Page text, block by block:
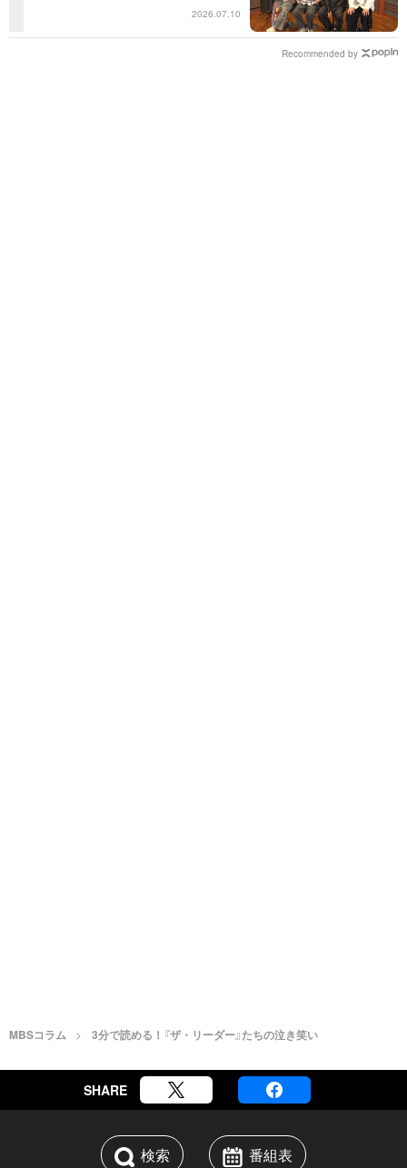
るんだ」共感の声＜日曜日の初耳学
2026.07.10
Recommended by
MBSコラム 3分で読める！『ザ・リーダー』たちの泣き笑い
SHARE
検索 番組表